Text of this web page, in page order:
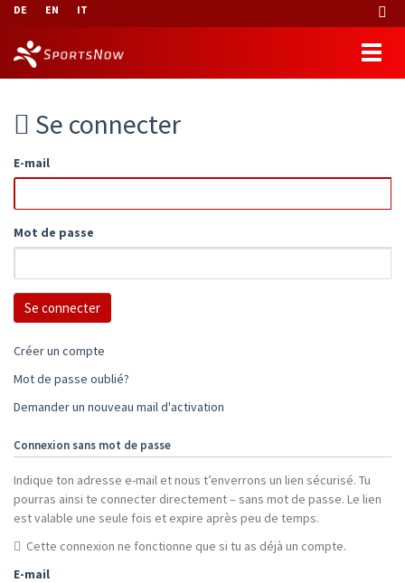
DE EN IT
Se connecter
E-mail
Mot de passe
Créer un compte
Mot de passe oublié?
Demander un nouveau mail d'activation
Connexion sans mot de passe
Indique ton adresse e-mail et nous t’enverrons un lien sécurisé. Tu
pourras ainsi te connecter directement – sans mot de passe. Le lien
est valable une seule fois et expire après peu de temps.
Cette connexion ne fonctionne que si tu as déjà un compte.
E-mail